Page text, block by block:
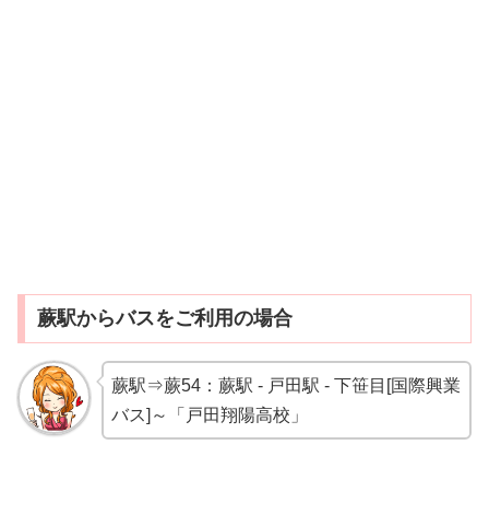
蕨駅からバスをご利用の場合
蕨駅⇒蕨54：蕨駅 - 戸田駅 - 下笹目[国際興業
バス]～「戸田翔陽高校」